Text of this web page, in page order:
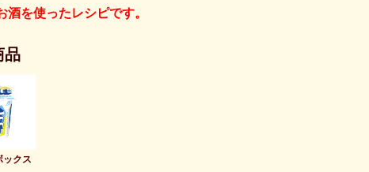
酒を使ったレシピです。
品
ックス